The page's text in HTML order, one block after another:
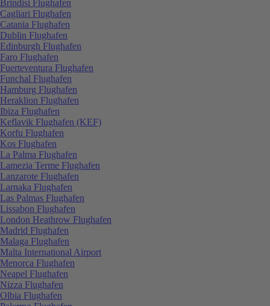
Brindisi Flughafen
Cagliari Flughafen
Catania Flughafen
Dublin Flughafen
Edinburgh Flughafen
Faro Flughafen
Fuerteventura Flughafen
Funchal Flughafen
Hamburg Flughafen
Heraklion Flughafen
Ibiza Flughafen
Keflavik Flughafen (KEF)
Korfu Flughafen
Kos Flughafen
La Palma Flughafen
Lamezia Terme Flughafen
Lanzarote Flughafen
Larnaka Flughafen
Las Palmas Flughafen
Lissabon Flughafen
London Heathrow Flughafen
Madrid Flughafen
Malaga Flughafen
Malta International Airport
Menorca Flughafen
Neapel Flughafen
Nizza Flughafen
Olbia Flughafen